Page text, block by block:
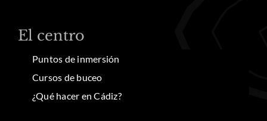
El centro
Puntos de inmersión
Cursos de buceo
¿Qué hacer en Cádiz?